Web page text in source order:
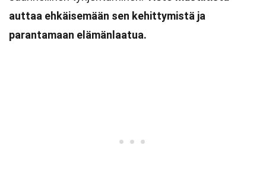
auttaa ehkäisemään sen kehittymistä ja
parantamaan elämänlaatua.